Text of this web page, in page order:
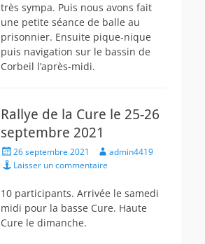
très sympa. Puis nous avons fait
une petite séance de balle au
prisonnier. Ensuite pique-nique
puis navigation sur le bassin de
Corbeil l’après-midi.
Rallye de la Cure le 25-26
septembre 2021
Posted
on
26 septembre 2021 Author
admin4419
Laisser un commentaire
10 participants. Arrivée le samedi
midi pour la basse Cure. Haute
Cure le dimanche.